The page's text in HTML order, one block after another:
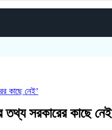
কাছে নেই’
তথ্য সরকারের কাছে